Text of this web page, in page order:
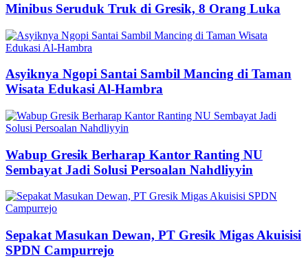
Minibus Seruduk Truk di Gresik, 8 Orang Luka
Asyiknya Ngopi Santai Sambil Mancing di Taman
Wisata Edukasi Al-Hambra
Wabup Gresik Berharap Kantor Ranting NU
Sembayat Jadi Solusi Persoalan Nahdliyyin
Sepakat Masukan Dewan, PT Gresik Migas Akuisisi
SPDN Campurrejo